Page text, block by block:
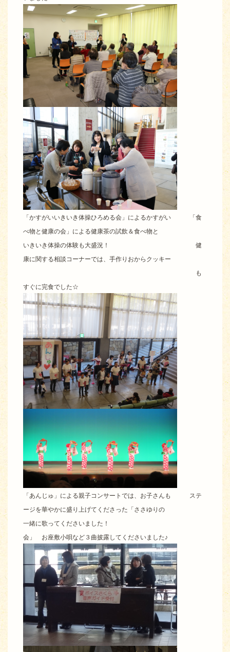
「かすがいいきいき体操ひろめる会」によるかすがい 「食
べ物と健康の会」による健康茶の試飲＆食べ物と
いきいき体操の体験も大盛況！ 健
康に関する相談コーナーでは、手作りおからクッキー
も
すぐに完食でした☆
「あんじゅ」による親子コンサートでは、お子さんも ステ
ージを華やかに盛り上げてくださった「ささゆりの
一緒に歌ってくださいました！
会」 お座敷小唄など３曲披露してくださいました♪